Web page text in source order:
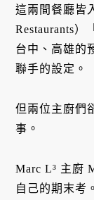
這兩間餐廳皆
Restaurants）
台中、高雄的
聯手的設定。
但兩位主廚們
事。
Marc L³ 主廚
自己的期末考